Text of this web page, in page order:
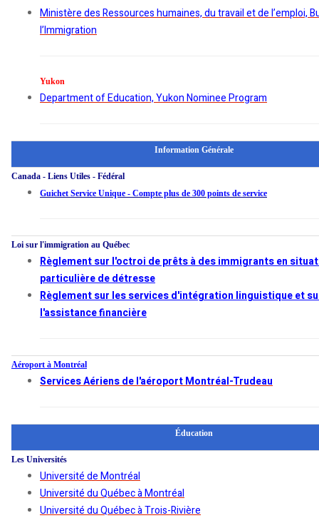
Ministère des Ressources humaines, du travail et de l’emploi,
l’Immigration
Yukon
Department of Education, Yukon Nominee Program
Information Générale
Canada - Liens Utiles - Fédéral
Guichet Service Unique - Compte plus de 300 points de service
Loi sur l'immigration au Québec
Règlement sur l'octroi de prêts à des immigrants en
particulière de détresse
Règlement sur les services d'intégration linguistique et
l'assistance financière
Aéroport à Montréal
Services Aériens de l'aéroport Montréal-Trudeau
Éducation
Les Universités
Université de Montréal
Université du Québec à Montréal
Université du Québec à Trois-Rivière